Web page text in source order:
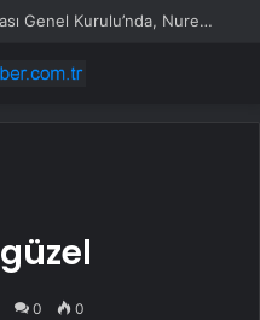
Türkiye Maden İşçileri Sendikası Genel Kurulu’nda, Nurettin Akçul yeniden genel başkan seçildi
0 0